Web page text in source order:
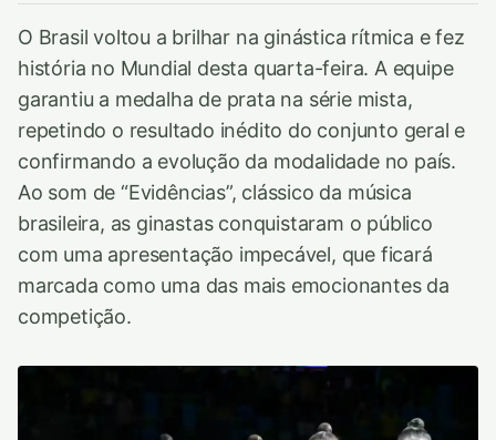
O Brasil voltou a brilhar na ginástica rítmica e fez
história no Mundial desta quarta-feira. A equipe
garantiu a medalha de prata na série mista,
repetindo o resultado inédito do conjunto geral e
confirmando a evolução da modalidade no país.
Ao som de “Evidências”, clássico da música
brasileira, as ginastas conquistaram o público
com uma apresentação impecável, que ficará
marcada como uma das mais emocionantes da
competição.